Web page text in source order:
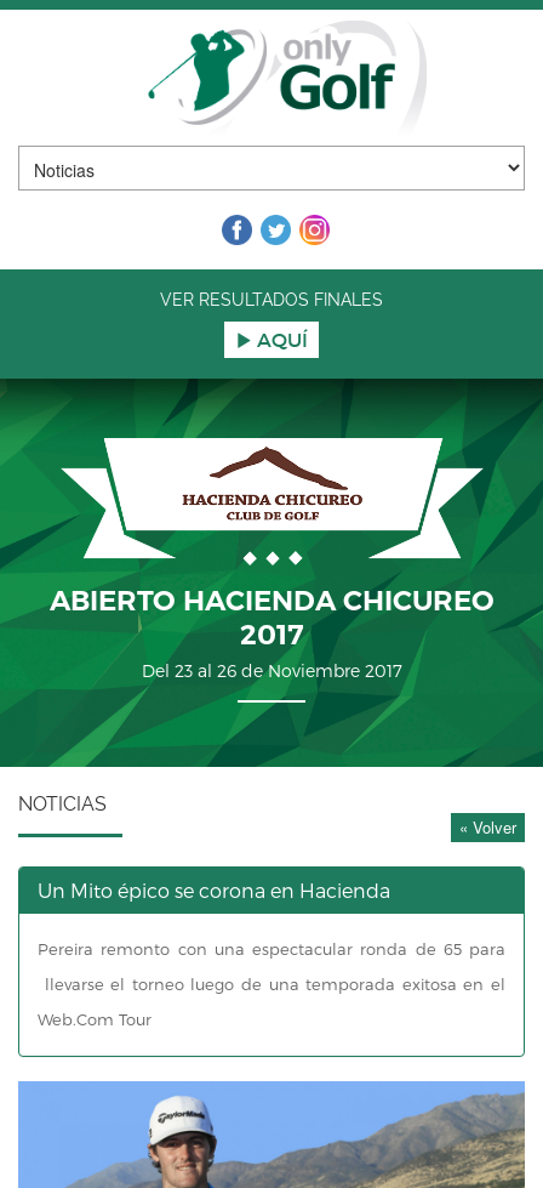
VER RESULTADOS FINALES
AQUÍ
ABIERTO HACIENDA CHICUREO
2017
Del 23 al 26 de Noviembre 2017
NOTICIAS
« Volver
Un Mito épico se corona en Hacienda
Pereira remonto con una espectacular ronda de 65 para
llevarse el torneo luego de una temporada exitosa en el
Web.Com Tour